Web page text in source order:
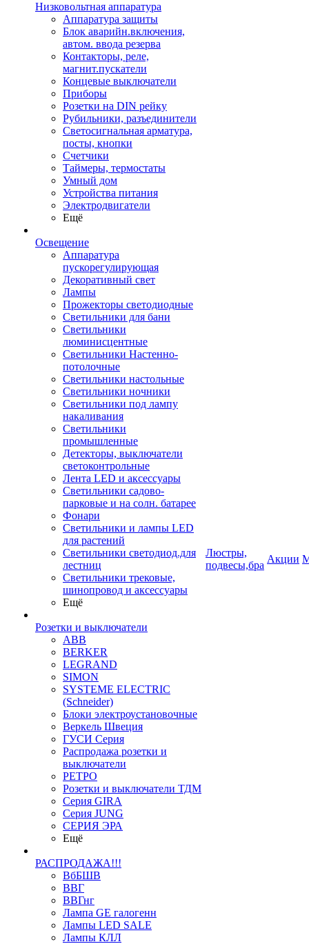
Низковольтная аппаратура
Аппаратура защиты
Блок аварийн.включения,
автом. ввода резерва
Контакторы, реле,
магнит.пускатели
Концевые выключатели
Приборы
Розетки на DIN рейку
Рубильники, разъединители
Светосигнальная арматура,
посты, кнопки
Счетчики
Таймеры, термостаты
Умный дом
Устройства питания
Электродвигатели
Ещё
Освещение
Аппаратура
пускорегулирующая
Декоративный свет
Лампы
Прожекторы светодиодные
Светильники для бани
Светильники
люминисцентные
Светильники Настенно-
потолочные
Светильники настольные
Светильники ночники
Светильники под лампу
накаливания
Светильники
промышленные
Детекторы, выключатели
светоконтрольные
Лента LED и аксессуары
Светильники садово-
парковые и на солн. батарее
Фонари
Светильники и лампы LED
для растений
Светильники светодиод.для
лестниц
Светильники трековые,
шинопровод и аксессуары
Ещё
Розетки и выключатели
ABB
BERKER
LEGRAND
SIMON
SYSTEME ELECTRIC
(Schneider)
Блоки электроустановочные
Веркель Швеция
ГУСИ Серия
Распродажа розетки и
выключатели
РЕТРО
Розетки и выключатели ТДМ
Серия GIRA
Серия JUNG
СЕРИЯ ЭРА
Ещё
РАСПРОДАЖА!!!
ВбБШВ
ВВГ
ВВГнг
Лампа GE галогенн
Лампы LED SALE
Лампы КЛЛ
Люстры,
подвесы,бра
Акции